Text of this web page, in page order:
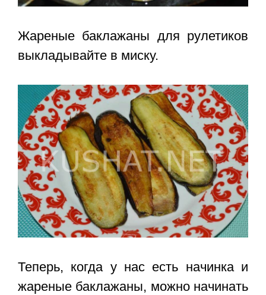
Жареные баклажаны для рулетиков
выкладывайте в миску.
Теперь, когда у нас есть начинка и
жареные баклажаны, можно начинать